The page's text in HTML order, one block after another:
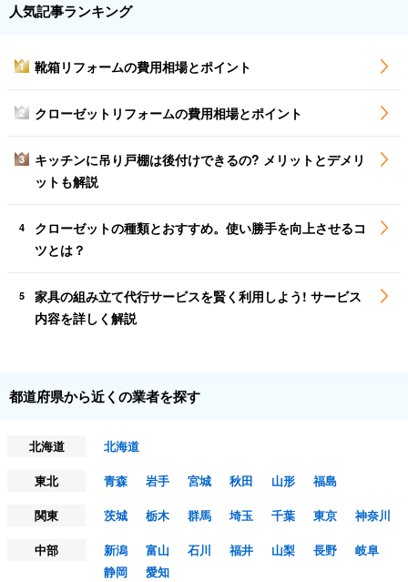
人気記事ランキング
1 靴箱リフォームの費用相場とポイント
2 クローゼットリフォームの費用相場とポイント
3
キッチンに吊り戸棚は後付けできるの? メリットとデメリ
ットも解説
4
クローゼットの種類とおすすめ。使い勝手を向上させるコ
ツとは？
5
家具の組み立て代行サービスを賢く利用しよう! サービス
内容を詳しく解説
都道府県から近くの業者を探す
北海道
北海道
東北
青森 岩手 宮城 秋田 山形
福島
関東
茨城 栃木 群馬 埼玉 千葉 東京
神奈川
中部
新潟 富山 石川 福井 山梨 長野
岐阜
静岡
愛知